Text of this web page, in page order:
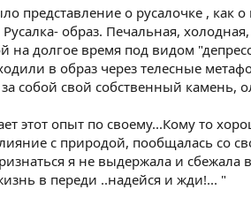
представление о русалочке , как
Русалка- образ. Печальная,
долгое время под видом
в образ через телесные
собой свой собственный
этот опыт по своему...Кому то
с природой, пообщалась со
я не выдержала и сбежала
в переди ..надейся и жди!... "